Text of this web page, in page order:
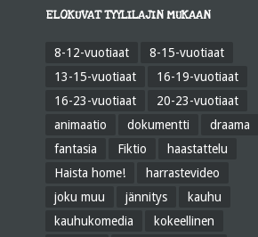
ELOKUVAT TYYLILAJIN MUKAAN
8-12-vuotiaat
8-15-vuotiaat
13-15-vuotiaat
16-19-vuotiaat
16-23-vuotiaat
20-23-vuotiaat
animaatio
dokumentti
draama
fantasia
Fiktio
haastattelu
Haista home!
harrastevideo
joku muu
jännitys
kauhu
kauhukomedia
kokeellinen